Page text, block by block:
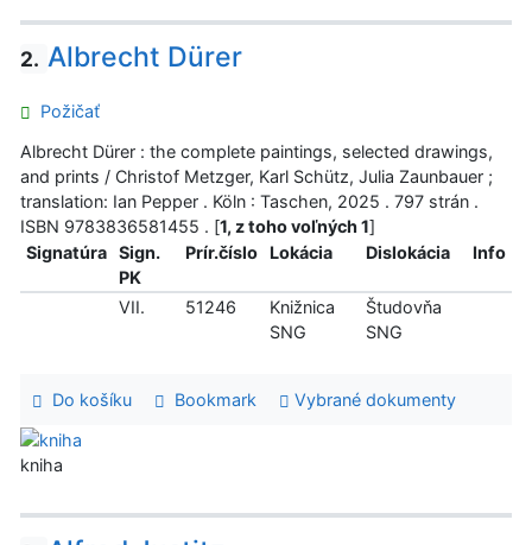
2. Albrecht Dürer
Požičať
Albrecht Dürer : the complete paintings, selected drawings,
and prints / Christof Metzger, Karl Schütz, Julia Zaunbauer ;
translation: Ian Pepper . Köln : Taschen, 2025 . 797 strán .
ISBN 9783836581455 . [1, z toho voľných 1]
Signatúra
Sign.
PK
Prír.číslo Lokácia Dislokácia Info
VII. 51246
Knižnica
SNG
Študovňa
SNG
Do košíku Bookmark Vybrané dokumenty
kniha